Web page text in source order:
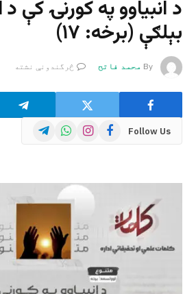
د انبیاوو په کورنۍ کې د
بېلګې (برخه: ۱۷)
By محمد فاتح څرگندونې نشته
Follow Us
Facebook
Instagram
WhatsApp
Telegram